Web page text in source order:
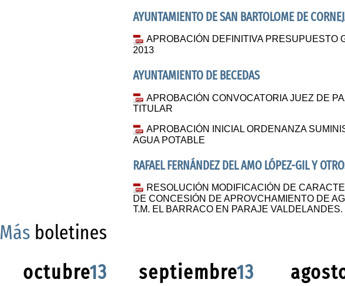
AYUNTAMIENTO DE SAN BARTOLOME DE
APROBACIÓN DEFINITIVA PRESUPUESTO
2013
AYUNTAMIENTO DE BECEDAS
APROBACIÓN CONVOCATORIA JUEZ DE
TITULAR
APROBACIÓN INICIAL ORDENANZA
AGUA POTABLE
RAFAEL FERNÁNDEZ DEL AMO LÓPEZ-GIL Y
RESOLUCIÓN MODIFICACIÓN DE
DE CONCESIÓN DE APROVCHAMIENTO DE
T.M. EL BARRACO EN PARAJE VALDELANDES.
Más boletines
octubre13 septiembre13